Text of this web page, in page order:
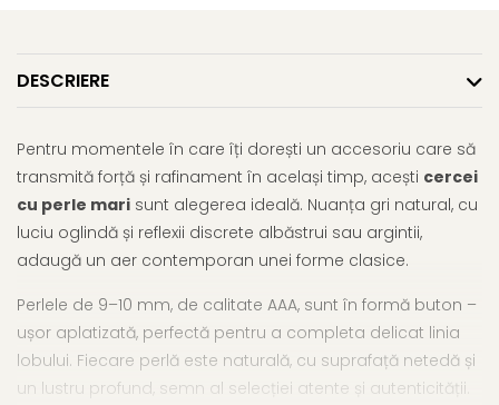
DESCRIERE
Pentru momentele în care îți dorești un accesoriu care să
transmită forță și rafinament în același timp, acești cercei
cu perle mari sunt alegerea ideală. Nuanța gri natural, cu
luciu oglindă și reflexii discrete albăstrui sau argintii,
adaugă un aer contemporan unei forme clasice.
Perlele de 9–10 mm, de calitate AAA, sunt în formă buton –
ușor aplatizată, perfectă pentru a completa delicat linia
lobului. Fiecare perlă este naturală, cu suprafață netedă și
un lustru profund, semn al selecției atente și autenticității.